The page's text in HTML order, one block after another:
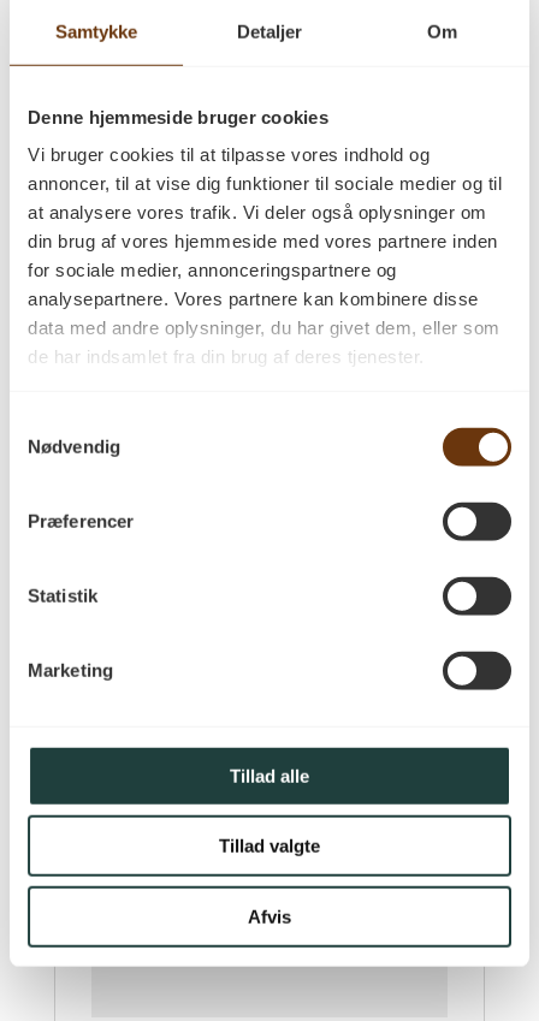
Samtykke Detaljer Om
Denne hjemmeside bruger cookies
Vi bruger cookies til at tilpasse vores indhold og
annoncer, til at vise dig funktioner til sociale medier og til
at analysere vores trafik. Vi deler også oplysninger om
din brug af vores hjemmeside med vores partnere inden
for sociale medier, annonceringspartnere og
analysepartnere. Vores partnere kan kombinere disse
data med andre oplysninger, du har givet dem, eller som
de har indsamlet fra din brug af deres tjenester.
Nødvendig
Præferencer
Statistik
Marketing
Tillad alle
Tillad valgte
Afvis
Beskrivelse
Leveres ubehandlet
Med brunkerne
Håndprøve
Anmeldelser
Ask Natur 30×160 ubehandlet”
Krævede felter er markeret med
Din anmeldelse
E-mail*